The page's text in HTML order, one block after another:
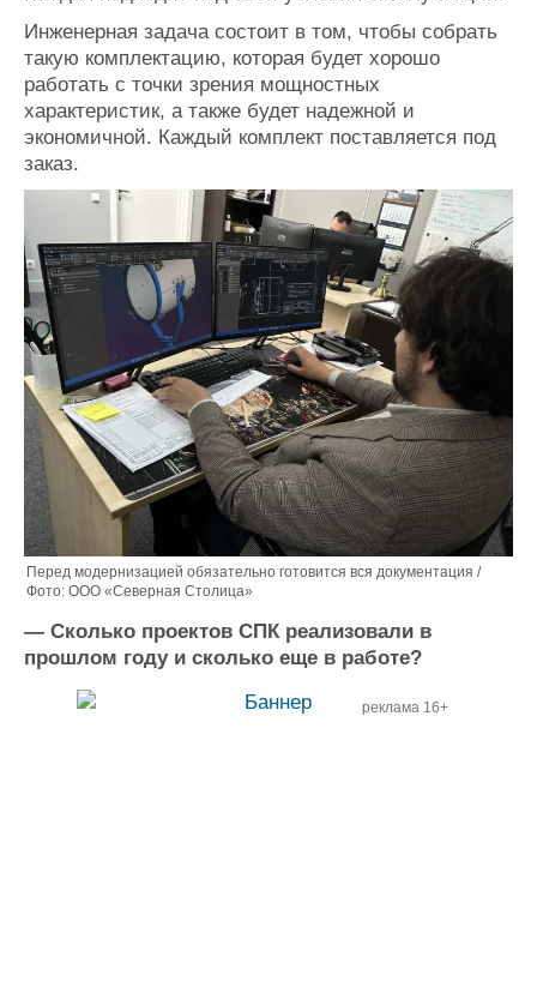
Инженерная задача состоит в том, чтобы собрать
такую комплектацию, которая будет хорошо
работать с точки зрения мощностных
характеристик, а также будет надежной и
экономичной. Каждый комплект поставляется под
заказ.
Перед модернизацией обязательно готовится вся документация /
Фото: ООО «Северная Столица»
— Сколько проектов СПК реализовали в
прошлом году и сколько еще в работе?
реклама 16+